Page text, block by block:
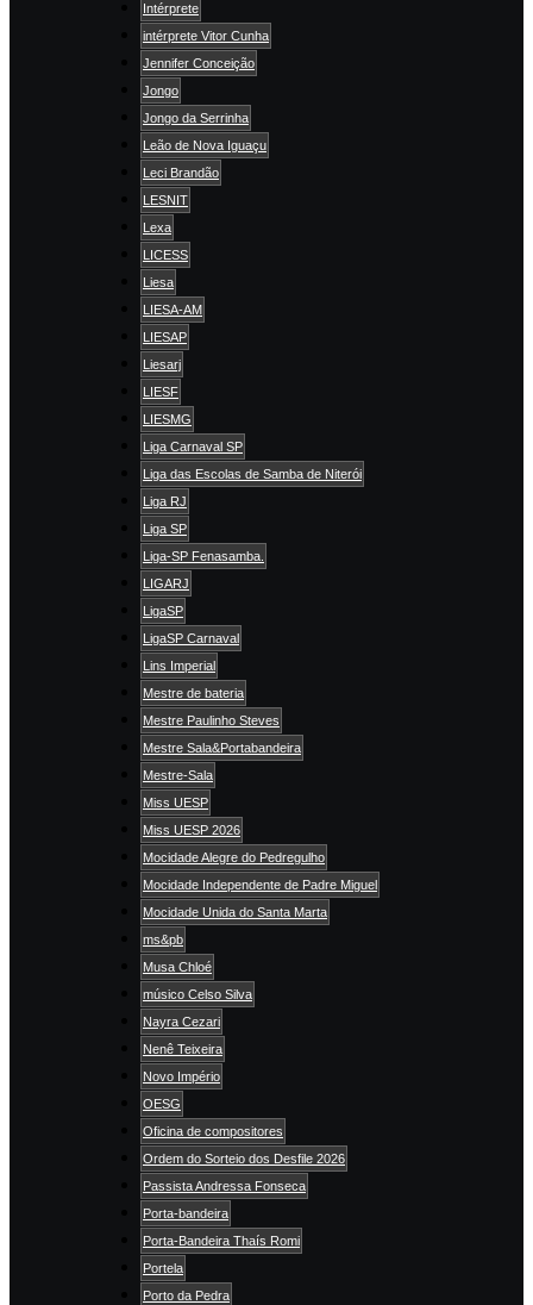
Intérprete
intérprete Vitor Cunha
Jennifer Conceição
Jongo
Jongo da Serrinha
Leão de Nova Iguaçu
Leci Brandão
LESNIT
Lexa
LICESS
Liesa
LIESA-AM
LIESAP
Liesarj
LIESF
LIESMG
Liga Carnaval SP
Liga das Escolas de Samba de Niterói
Liga RJ
Liga SP
Liga-SP Fenasamba.
LIGARJ
LigaSP
LigaSP Carnaval
Lins Imperial
Mestre de bateria
Mestre Paulinho Steves
Mestre Sala&Portabandeira
Mestre-Sala
Miss UESP
Miss UESP 2026
Mocidade Alegre do Pedregulho
Mocidade Independente de Padre Miguel
Mocidade Unida do Santa Marta
ms&pb
Musa Chloé
músico Celso Silva
Nayra Cezari
Nenê Teixeira
Novo Império
OESG
Oficina de compositores
Ordem do Sorteio dos Desfile 2026
Passista Andressa Fonseca
Porta-bandeira
Porta-Bandeira Thaís Romi
Portela
Porto da Pedra